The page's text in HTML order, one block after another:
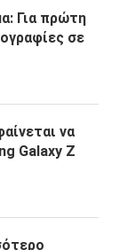
Για πρώτη
σε
να
Galaxy Z